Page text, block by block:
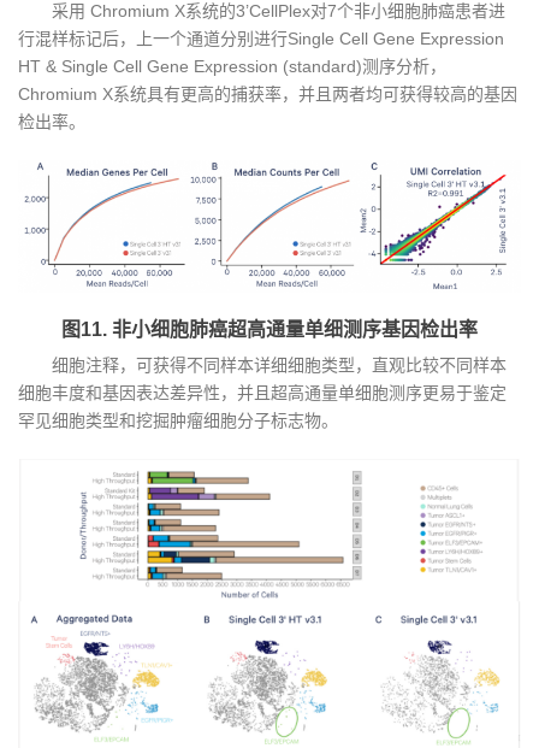
采用 Chromium X系统的3’CellPlex对7个非小细胞肺癌患者进
行混样标记后，上一个通道分别进行Single Cell Gene Expression
HT & Single Cell Gene Expression (standard)测序分析，
Chromium X系统具有更高的捕获率，并且两者均可获得较高的基因
检出率。
图11. 非小细胞肺癌超高通量单细测序基因检出率
细胞注释，可获得不同样本详细细胞类型，直观比较不同样本
细胞丰度和基因表达差异性，并且超高通量单细胞测序更易于鉴定
罕见细胞类型和挖掘肿瘤细胞分子标志物。